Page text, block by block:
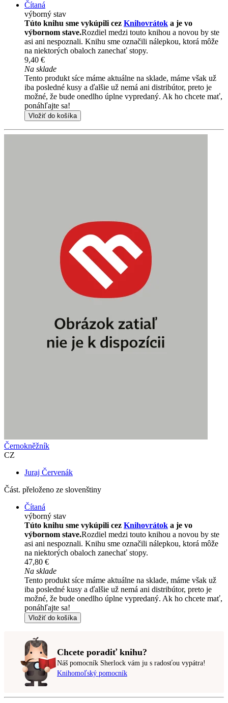
Čítaná
výborný stav
Túto knihu sme vykúpili cez Knihovrátok a je vo
výbornom stave.Rozdiel medzi touto knihou a novou by ste
asi ani nespoznali. Knihu sme označili nálepkou, ktorá môže
na niektorých obaloch zanechať stopy.
9,40 €
Na sklade
Tento produkt síce máme aktuálne na sklade, máme však už
iba posledné kusy a ďalšie už nemá ani distribútor, preto je
možné, že bude onedlho úplne vypredaný. Ak ho chcete mať,
ponáhľajte sa!
Vložiť do košíka
Černokněžník
CZ
Juraj Červenák
Část. přeloženo ze slovenštiny
Čítaná
výborný stav
Túto knihu sme vykúpili cez Knihovrátok a je vo
výbornom stave.Rozdiel medzi touto knihou a novou by ste
asi ani nespoznali. Knihu sme označili nálepkou, ktorá môže
na niektorých obaloch zanechať stopy.
47,80 €
Na sklade
Tento produkt síce máme aktuálne na sklade, máme však už
iba posledné kusy a ďalšie už nemá ani distribútor, preto je
možné, že bude onedlho úplne vypredaný. Ak ho chcete mať,
ponáhľajte sa!
Vložiť do košíka
Chcete poradiť knihu?
Náš pomocník Sherlock vám ju s radosťou vypátra!
Knihomoľský pomocník